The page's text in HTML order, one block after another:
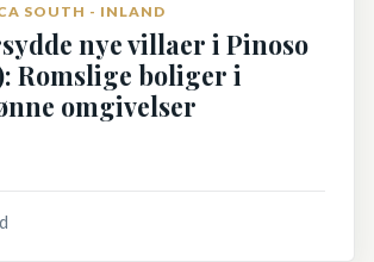
SOUTH - INLAND
nye villaer i Pinoso
Romslige boliger i
omgivelser